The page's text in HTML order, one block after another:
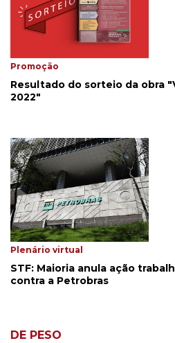
Promoção
Resultado do sorteio da obra
2022"
Plenário virtual
STF: Maioria anula ação
contra a Petrobras
DE PESO